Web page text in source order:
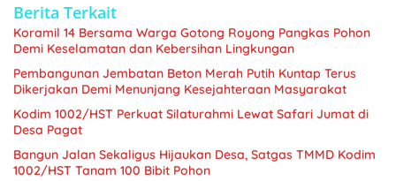
Berita Terkait
Koramil 14 Bersama Warga Gotong Royong Pangkas Pohon
Demi Keselamatan dan Kebersihan Lingkungan
Pembangunan Jembatan Beton Merah Putih Kuntap Terus
Dikerjakan Demi Menunjang Kesejahteraan Masyarakat
Kodim 1002/HST Perkuat Silaturahmi Lewat Safari Jumat di
Desa Pagat
Bangun Jalan Sekaligus Hijaukan Desa, Satgas TMMD Kodim
1002/HST Tanam 100 Bibit Pohon